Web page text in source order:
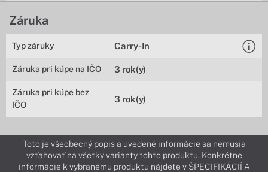
Záruka
Typ záruky Carry-In
Záruka pri kúpe na IČO 3 rok(y)
Záruka pri kúpe bez
IČO
3 rok(y)
Toto je všeobecný popis a uvedené informácie sa nemusia
vzťahovať na všetky varianty tohto produktu. Konkrétne
informácie k vybranému produktu nájdete v ŠPECIFIKÁCIÍ A